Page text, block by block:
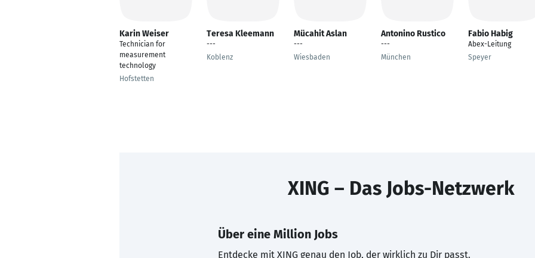
Karin Weiser
Technician for
measurement
technology
Hofstetten
Teresa Kleemann
---
Koblenz
Mücahit Aslan
---
Wiesbaden
Antonino Rustico
---
München
Fabio Habig
Abex-Leitung
Speyer
XING – Das Jobs-Netzwerk
Über eine Million Jobs
Entdecke mit XING genau den Job, der wirklich zu Dir passt.